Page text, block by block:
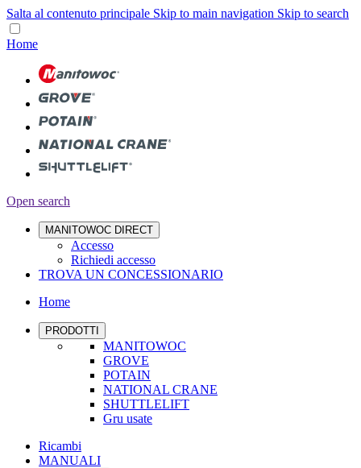
Salta al contenuto principale Skip to main navigation Skip to search
Home
Open search
MANITOWOC DIRECT
Accesso
Richiedi accesso
TROVA UN CONCESSIONARIO
Home
PRODOTTI
MANITOWOC
GROVE
POTAIN
NATIONAL CRANE
SHUTTLELIFT
Gru usate
Ricambi
MANUALI